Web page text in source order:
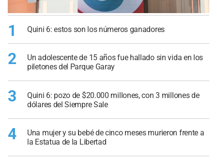
1 Quini 6: estos son los números ganadores
2
Un adolescente de 15 años fue hallado sin vida en los
piletones del Parque Garay
3
Quini 6: pozo de $20.000 millones, con 3 millones de
dólares del Siempre Sale
4
Una mujer y su bebé de cinco meses murieron frente a
la Estatua de la Libertad